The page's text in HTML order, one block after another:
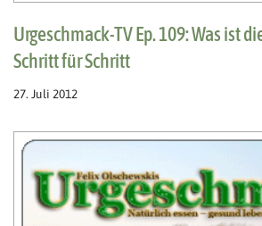
Urgeschmack-TV Ep. 109: Was ist
Schritt für Schritt
27. Juli 2012